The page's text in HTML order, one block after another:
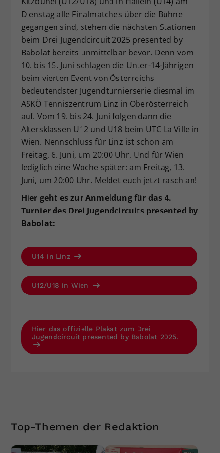
Dienstag alle Finalmatches über die Bühne
gegangen sind, stehen die nächsten Stationen
beim Drei Jugendcircuit 2025 presented by
Babolat bereits unmittelbar bevor. Denn vom
10. bis 15. Juni schlagen die Unter-14-Jährigen
beim vierten Event von Österreichs
bedeutendster Jugendturnierserie diesmal im
ASKÖ Tenniszentrum Linz in Oberösterreich
auf. Vom 19. bis 24. Juni folgen dann die
Altersklassen U12 und U18 beim UTC La Ville in
Wien. Nennschluss für Linz ist schon am
Freitag, 6. Juni, um 20:00 Uhr. Und für Wien
lediglich eine Woche später: am Freitag, 13.
Juni, um 20:00 Uhr. Meldet euch jetzt rasch an!
Hier geht es zur Anmeldung für das 4.
Turnier des Drei Jugendcircuits presented by
Babolat:
U14 in Linz
U12/U18 in Wien
Hier das offizielle Plakat zum Drei
Jugendcircuit presented by Babolat 2025.
Top-Themen der Redaktion
Zweck
Dieser Wert speichert Ihre Consent-
Einstellungen. Unter anderem eine
zufällig generierte ID, für die
historische Speicherung Ihrer
vorgenommen Einstellungen, falls der
Webseiten-Betreiber dies eingestellt
hat.